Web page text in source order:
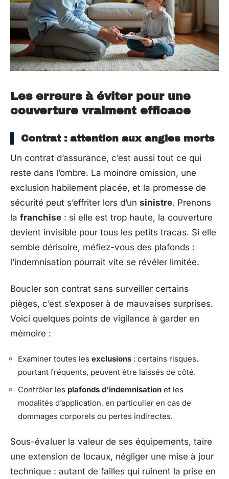
Les erreurs à éviter pour une
couverture vraiment efficace
Contrat : attention aux angles morts
Un contrat d’assurance, c’est aussi tout ce qui
reste dans l’ombre. La moindre omission, une
exclusion habilement placée, et la promesse de
sécurité peut s’effriter lors d’un sinistre. Prenons
la franchise : si elle est trop haute, la couverture
devient invisible pour tous les petits tracas. Si elle
semble dérisoire, méfiez-vous des plafonds :
l’indemnisation pourrait vite se révéler limitée.
Boucler son contrat sans surveiller certains
pièges, c’est s’exposer à de mauvaises surprises.
Voici quelques points de vigilance à garder en
mémoire :
Examiner toutes les exclusions : certains risques,
pourtant fréquents, peuvent être laissés de côté.
Contrôler les plafonds d’indemnisation et les
modalités d’application, en particulier en cas de
dommages corporels ou pertes indirectes.
Sous-évaluer la valeur de ses équipements, taire
une extension de locaux, négliger une mise à jour
technique : autant de failles qui ruinent la prise en